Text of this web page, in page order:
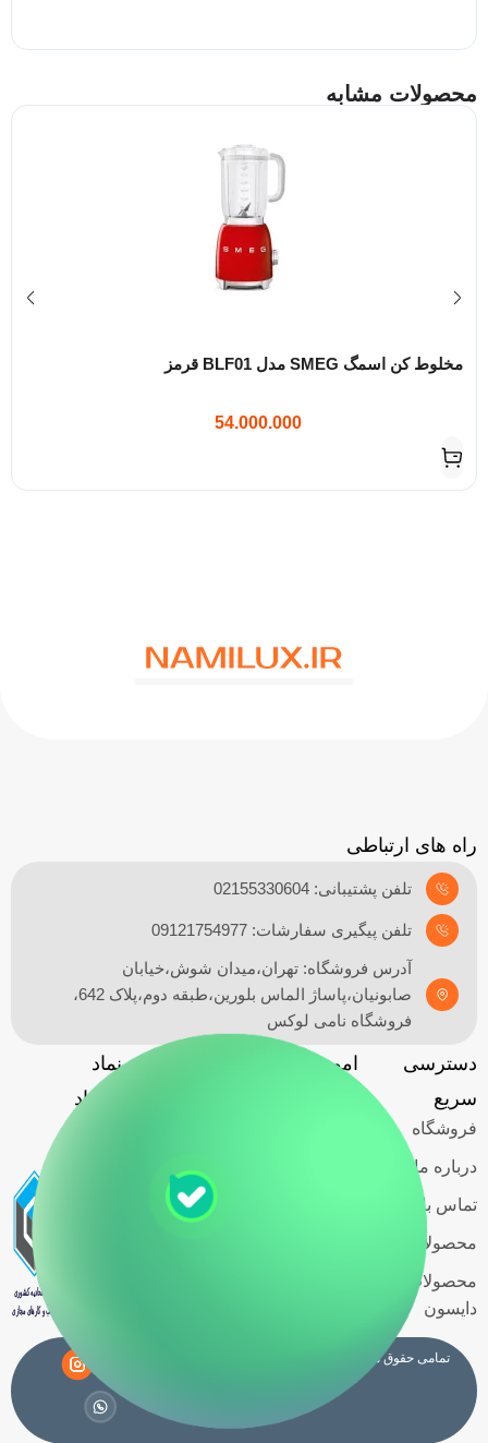
محصولات مشابه
مخلوط کن اسمگ SMEG مدل BLF01 قرمز
54.000.000
راه های ارتباطی
تلفن پشتیبانی: 02155330604
تلفن پیگیری سفارشات: 09121754977
آدرس فروشگاه: تهران،میدان شوش،خیابان
صابونیان،پاساژ الماس بلورین،طبقه دوم،پلاک 642،
فروشگاه نامی لوکس
دسترسی
سریع
فروشگاه
درباره ما
تماس با ما
محصولات اسمگ
محصولات
دایسون
امور مشتریان
نماد
اعتماد
تمامی حقوق مادی و معنوی این سایت متعلق به فروشگاه
نامی لوکس